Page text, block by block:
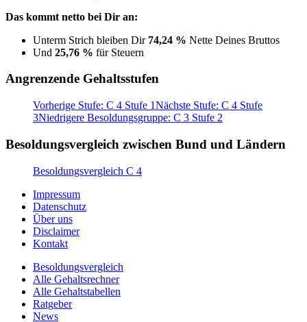
Das kommt netto bei Dir an:
Unterm Strich bleiben Dir 74,24 % Nette Deines Bruttos
Und 25,76 % für Steuern
Angrenzende Gehaltsstufen
Vorherige Stufe: C 4 Stufe 1Nächste Stufe: C 4 Stufe
3Niedrigere Besoldungsgruppe: C 3 Stufe 2
Besoldungsvergleich zwischen Bund und Ländern
Besoldungsvergleich C 4
Impressum
Datenschutz
Über uns
Disclaimer
Kontakt
Besoldungsvergleich
Alle Gehaltsrechner
Alle Gehaltstabellen
Ratgeber
News